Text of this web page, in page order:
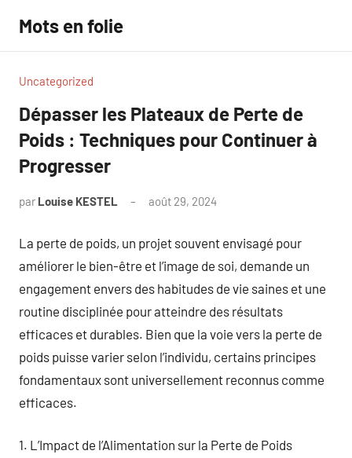
contenu
Mots en folie
Uncategorized
Dépasser les Plateaux de Perte de
Poids : Techniques pour Continuer à
Progresser
par Louise KESTEL août 29, 2024
La perte de poids, un projet souvent envisagé pour
améliorer le bien-être et l’image de soi, demande un
engagement envers des habitudes de vie saines et une
routine disciplinée pour atteindre des résultats
efficaces et durables. Bien que la voie vers la perte de
poids puisse varier selon l’individu, certains principes
fondamentaux sont universellement reconnus comme
efficaces.
1. L’Impact de l’Alimentation sur la Perte de Poids